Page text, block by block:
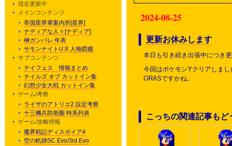
2024-08-25
更新お休みします
本日も引き続き出張中につき
今回はポケモンYクリアしま
ORASですかね。
こっちの関連記事もど
現在更新中
メインコンテンツ
帝国星界軍案内所[星界]
ナディアな人々[ナディア]
榊ガンパレ 年表
サモンナイトU:X 人物図鑑
サブコンテンツ
テイフェス 情報まとめ
テイルズ オブ カットイン集
幻想少女大戦 カットイン集
ゲーム/考察
ライザのアトリエ2 設定考察
十三機兵防衛圏 時系列表
ゲーム/攻略情報
魔界戦記ディスガイア4
空の軌跡SC Evo/3rd Evo